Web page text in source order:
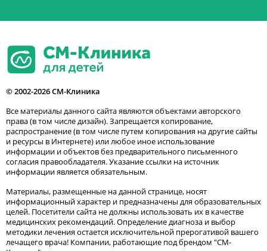
© 2002-2026 СМ-Клиника
Все материалы данного сайта являются объектами авторского
права (в том числе дизайн). Запрещается копирование,
распространение (в том числе путем копирования на другие сайты
и ресурсы в Интернете) или любое иное использование
информации и объектов без предварительного письменного
согласия правообладателя. Указание ссылки на источник
информации является обязательным.
Материалы, размещенные на данной странице, носят
информационный характер и предназначены для образовательных
целей. Посетители сайта не должны использовать их в качестве
медицинских рекомендаций. Определение диагноза и выбор
методики лечения остается исключительной прерогативой вашего
лечащего врача! Компании, работающие под брендом "СМ-